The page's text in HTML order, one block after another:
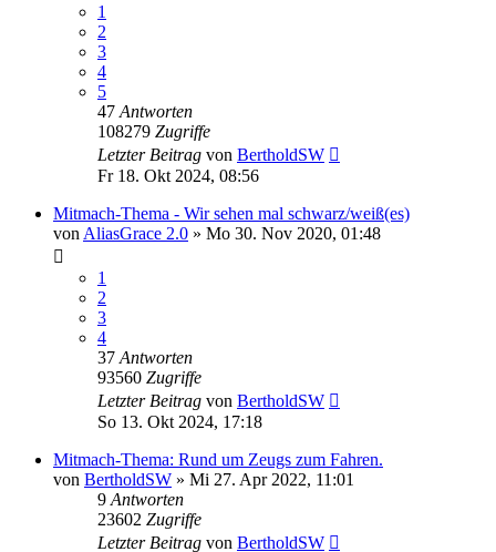
1
2
3
4
5
47 Antworten
108279 Zugriffe
Letzter Beitrag von BertholdSW
Fr 18. Okt 2024, 08:56
Mitmach-Thema - Wir sehen mal schwarz/weiß(es)
von AliasGrace 2.0 » Mo 30. Nov 2020, 01:48
1
2
3
4
37 Antworten
93560 Zugriffe
Letzter Beitrag von BertholdSW
So 13. Okt 2024, 17:18
Mitmach-Thema: Rund um Zeugs zum Fahren.
von BertholdSW » Mi 27. Apr 2022, 11:01
9 Antworten
23602 Zugriffe
Letzter Beitrag von BertholdSW